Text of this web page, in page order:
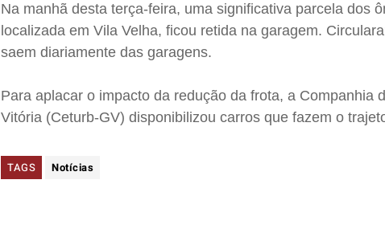
Na manhã desta terça-feira, uma significativa parcela dos
localizada em Vila Velha, ficou retida na garagem.
saem diariamente das garagens.
Para aplacar o impacto da redução da frota, a Companhia
Vitória (Ceturb-GV) disponibilizou carros que fazem o
TAGS Notícias